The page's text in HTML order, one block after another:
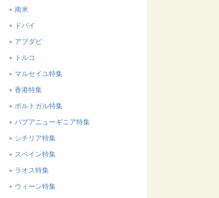
南米
ドバイ
アブダビ
トルコ
マルセイユ特集
香港特集
ポルトガル特集
パプアニューギニア特集
シチリア特集
スペイン特集
ラオス特集
ウィーン特集